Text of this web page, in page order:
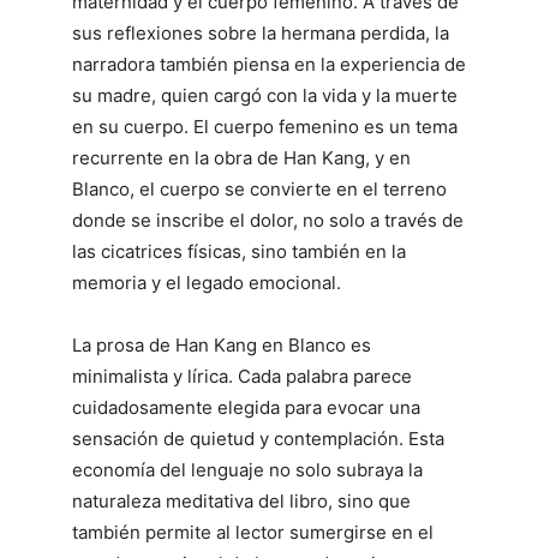
sus reflexiones sobre la hermana perdida, la
narradora también piensa en la experiencia de
su madre, quien cargó con la vida y la muerte
en su cuerpo. El cuerpo femenino es un tema
recurrente en la obra de Han Kang, y en
Blanco, el cuerpo se convierte en el terreno
donde se inscribe el dolor, no solo a través de
las cicatrices físicas, sino también en la
memoria y el legado emocional.
La prosa de Han Kang en Blanco es
minimalista y lírica. Cada palabra parece
cuidadosamente elegida para evocar una
sensación de quietud y contemplación. Esta
economía del lenguaje no solo subraya la
naturaleza meditativa del libro, sino que
también permite al lector sumergirse en el